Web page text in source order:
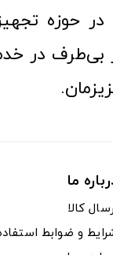
حوزه
در
ما
کالا
و ضوابط